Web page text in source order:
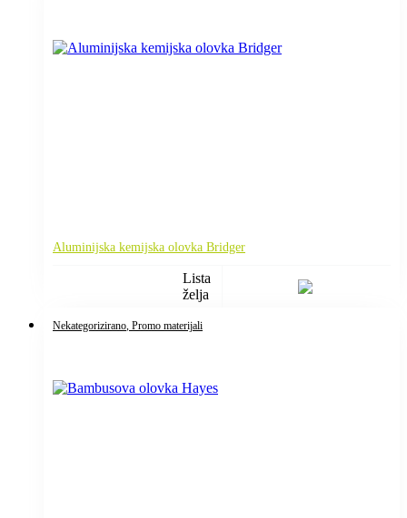
Aluminijska kemijska olovka Bridger
Lista
želja
Nekategorizirano , Promo materijali